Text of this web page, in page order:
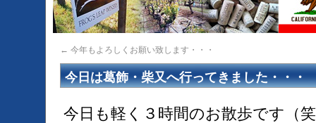
← 今年もよろしくお願い致します・・・
今日は葛飾・柴又へ行ってきました・・・
今日も軽く３時間のお散歩です（